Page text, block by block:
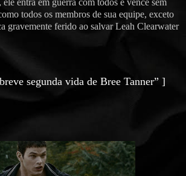
todos os membros de sua equipe, exceto
gravemente ferido ao salvar Leah Clearwater
segunda vida de Bree Tanner” ]